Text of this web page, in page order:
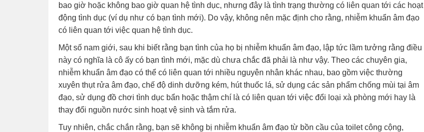
bao giờ hoặc không bao giờ quan hệ tình dục, nhưng đây là tình trạng thường có liên quan tới các hoạt
động tình dục (ví dụ như có bạn tình mới). Do vậy, không nên mặc định cho rằng, nhiễm khuẩn âm đạo
có liên quan tới việc quan hệ tình dục.
Một số nam giới, sau khi biết rằng bạn tình của họ bị nhiễm khuẩn âm đạo, lập tức lầm tưởng rằng điều
này có nghĩa là cô ấy có bạn tình mới, mặc dù chưa chắc đã phải là như vậy. Theo các chuyên gia,
nhiễm khuẩn âm đạo có thể có liên quan tới nhiều nguyên nhân khác nhau, bao gồm việc thường
xuyên thụt rửa âm đạo, chế độ dinh dưỡng kém, hút thuốc lá, sử dụng các sản phẩm chống mùi tại âm
đạo, sử dụng đồ chơi tình dục bẩn hoặc thậm chí là có liên quan tới việc đổi loại xà phòng mới hay là
thay đổi nguồn nước sinh hoạt vệ sinh và tắm rửa.
Tuy nhiên, chắc chắn rằng, bạn sẽ không bị nhiễm khuẩn âm đạo từ bồn cầu của toilet công cộng,